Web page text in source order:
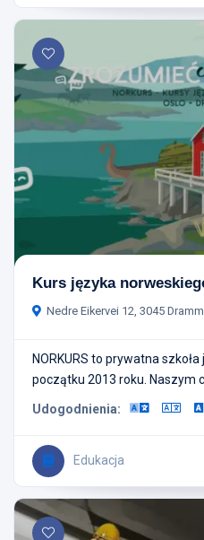
Kurs języka
Nedre Eikervei 12, 3045
NORKURS to prywatna
początku 2013 roku. Naszym
Udogodnienia:
Edukacja